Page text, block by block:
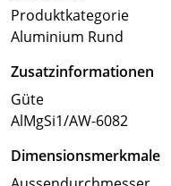
Produktkategorie
Aluminium Rund
Zusatzinformationen
Güte
AlMgSi1/AW-6082
Dimensionsmerkmale